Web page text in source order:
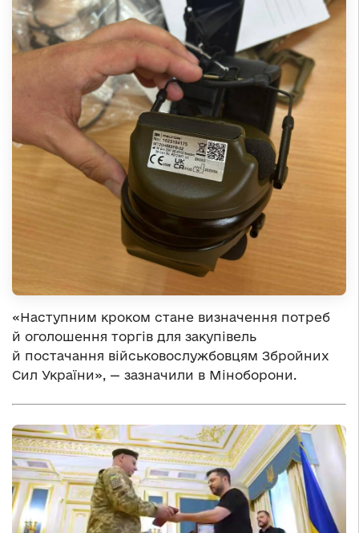
«Наступним кроком стане визначення потреб
й оголошення торгів для закупівель
й постачання військовослужбовцям Збройних
Сил України», — зазначили в Міноборони.